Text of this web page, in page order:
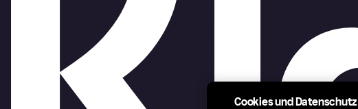
Cookies und Datenschutz